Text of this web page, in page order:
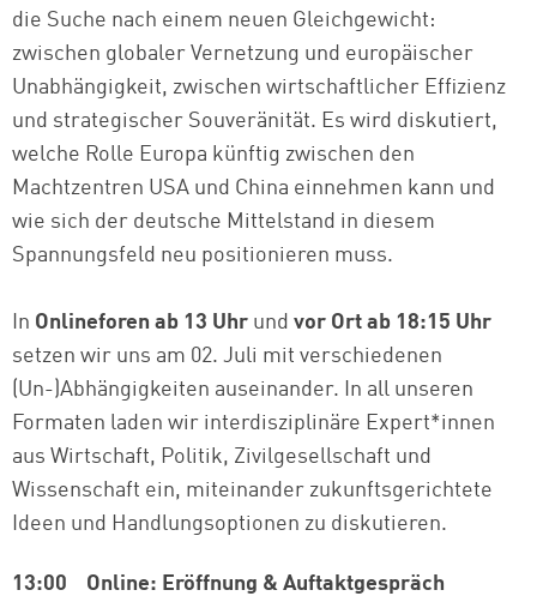
die Suche nach einem neuen Gleichgewicht:
zwischen globaler Vernetzung und europäischer
Unabhängigkeit, zwischen wirtschaftlicher Effizienz
und strategischer Souveränität. Es wird diskutiert,
welche Rolle Europa künftig zwischen den
Machtzentren USA und China einnehmen kann und
wie sich der deutsche Mittelstand in diesem
Spannungsfeld neu positionieren muss.
In Onlineforen ab 13 Uhr und vor Ort ab 18:15 Uhr
setzen wir uns am 02. Juli mit verschiedenen
(Un-)Abhängigkeiten auseinander. In all unseren
Formaten laden wir interdisziplinäre Expert*innen
aus Wirtschaft, Politik, Zivilgesellschaft und
Wissenschaft ein, miteinander zukunftsgerichtete
Ideen und Handlungsoptionen zu diskutieren.
13:00 Online: Eröffnung & Auftaktgespräch